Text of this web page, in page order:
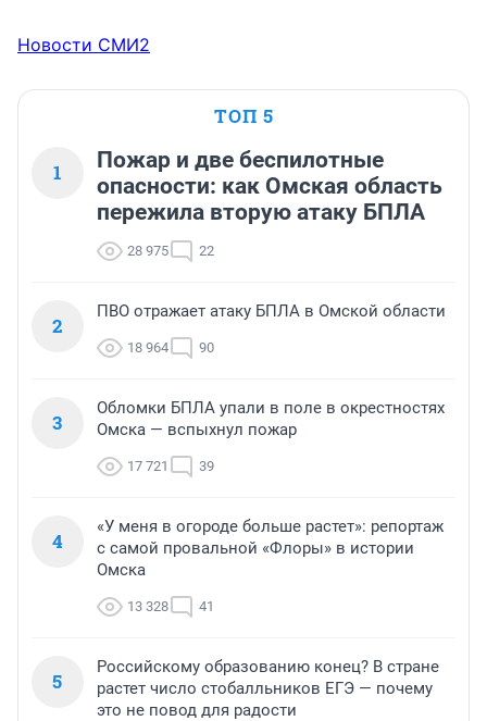
Новости СМИ2
ТОП 5
1
Пожар и две беспилотные
опасности: как Омская область
пережила вторую атаку БПЛА
28 975 22
2
ПВО отражает атаку БПЛА в Омской области
18 964 90
3
Обломки БПЛА упали в поле в окрестностях
Омска — вспыхнул пожар
17 721 39
4
«У меня в огороде больше растет»: репортаж
с самой провальной «Флоры» в истории
Омска
13 328 41
5
Российскому образованию конец? В стране
растет число стобалльников ЕГЭ — почему
это не повод для радости